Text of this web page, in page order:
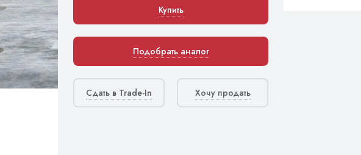
Купить
Подобрать аналог
Сдать в Trade-In Хочу продать